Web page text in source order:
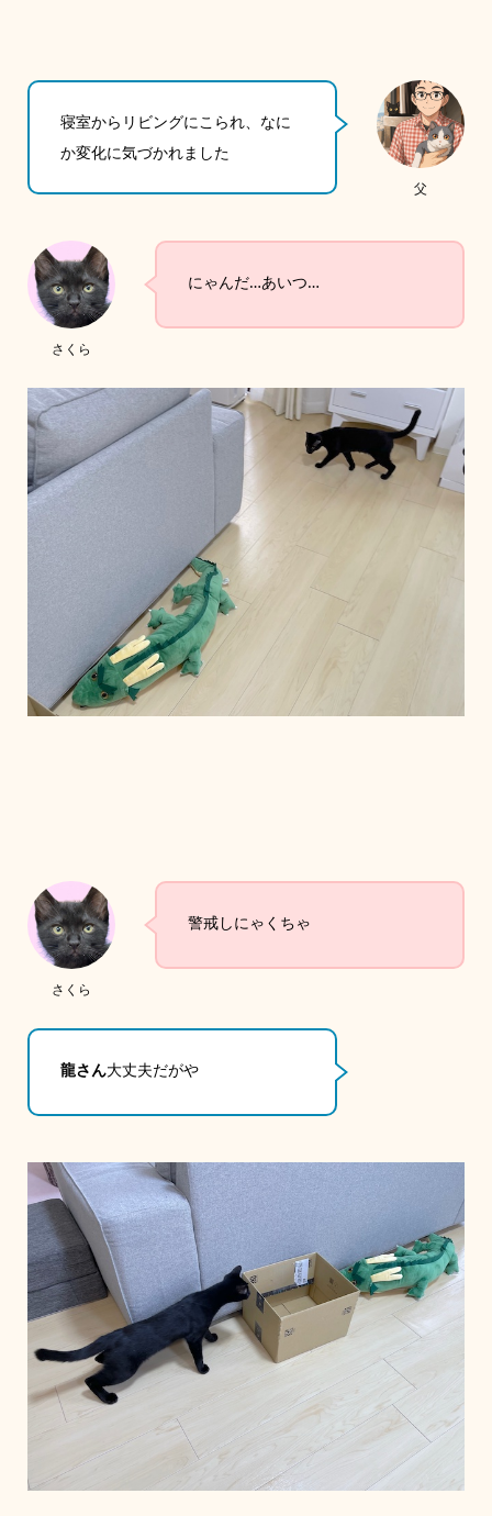
父
寝室からリビングにこられ、なに
か変化に気づかれました
さくら
にゃんだ…あいつ…
さくら
警戒しにゃくちゃ
龍さん大丈夫だがや